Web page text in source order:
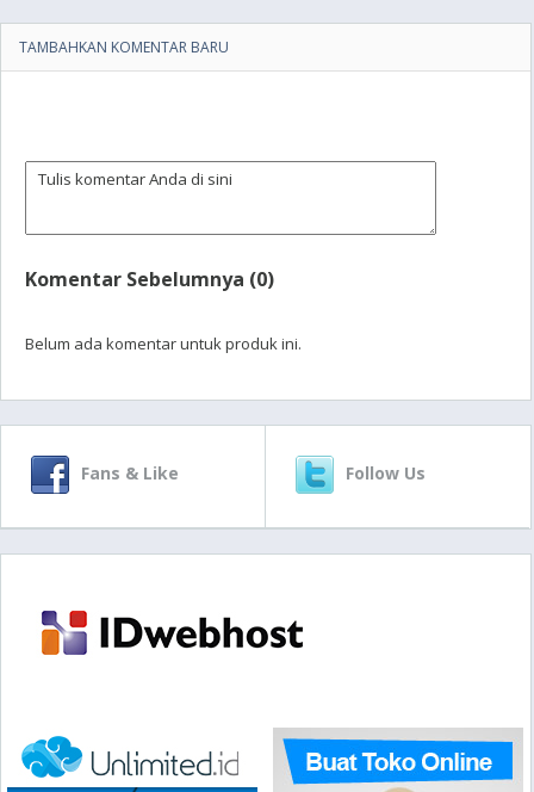
TAMBAHKAN KOMENTAR BARU
Komentar Sebelumnya (0)
Belum ada komentar untuk produk ini.
Fans & Like Follow Us